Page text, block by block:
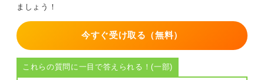
ましょう！
今すぐ受け取る（無料）
これらの質問に一目で答えられる！(一部)